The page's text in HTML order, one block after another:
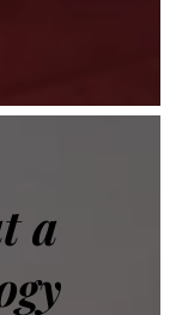
a